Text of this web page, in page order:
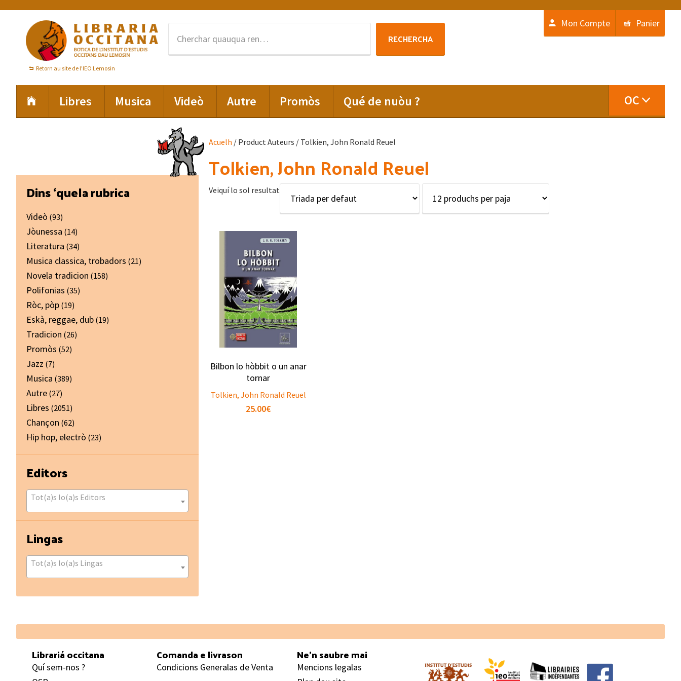
primary
navigation
content
Retorn au site de l'IEO Lemosin
:
RECHERCHA
Mon Compte Panier
Libres Musica Videò Autre Promòs Qué de nuòu ? OC
Acuelh / Product Auteurs / Tolkien, John Ronald Reuel
Tolkien, John Ronald Reuel
Veiquí lo sol resultat
Bilbon lo hòbbit o un anar
tornar
Tolkien, John Ronald Reuel
25.00€
Primary
Sidebar
Dins ‘quela rubrica
Videò (93)
Jòunessa (14)
Literatura (34)
Musica classica, trobadors (21)
Novela tradicion (158)
Polifonias (35)
Ròc, pòp (19)
Eskà, reggae, dub (19)
Tradicion (26)
Promòs (52)
Jazz (7)
Musica (389)
Autre (27)
Libres (2051)
Chançon (62)
Hip hop, electrò (23)
Editors
Tot(a)s lo(a)s Editors
Lingas
Tot(a)s lo(a)s Lingas
Footer
Librariá occitana
Quí sem-nos ?
Comanda e livrason
Condicions Generalas de Venta
Ne’n saubre mai
Mencions legalas